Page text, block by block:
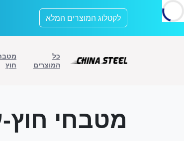
לקטלוג המוצרים המלא
כל
המוצרים
חוץ
מטבחי